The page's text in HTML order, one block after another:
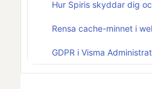
Hur Spiris skyddar dig
Rensa cache-minnet i
GDPR i Visma